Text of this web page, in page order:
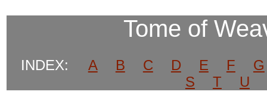
Tome of
INDEX: A B C D E F
G
S
T U